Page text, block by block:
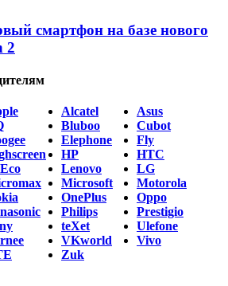
смартфон на базе нового
2
Alcatel
Asus
Bluboo
Cubot
Elephone
Fly
HP
HTC
Lenovo
LG
Microsoft
Motorola
OnePlus
Oppo
Philips
Prestigio
teXet
Ulefone
VKworld
Vivo
Zuk